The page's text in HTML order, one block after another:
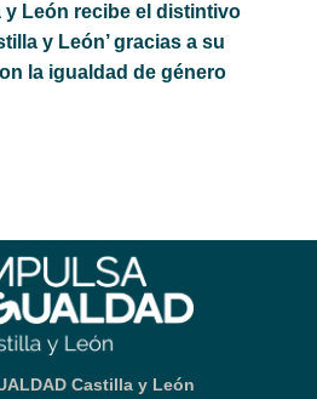
y León recibe el distintivo
y León’ gracias a su
la igualdad de género
Castilla y León